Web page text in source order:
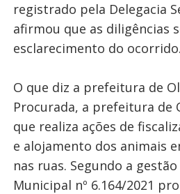
registrado pela Delegacia
afirmou que as diligências
esclarecimento do ocorrido.
O que diz a prefeitura de
Procurada, a prefeitura de
que realiza ações de
e alojamento dos animais
nas ruas. Segundo a
Municipal nº 6.164/2021